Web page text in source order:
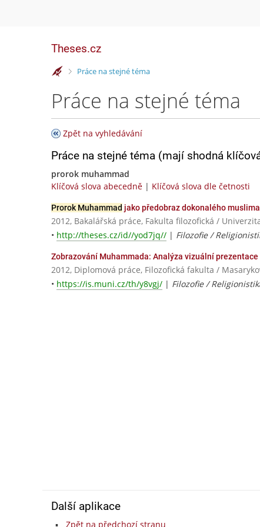
Theses.cz
>Práce na stejné téma
Práce na stejné téma
Zpět na vyhledávání
Práce na stejné téma (mají shodná
prorok muhammad
Klíčová slova abecedně | Klíčová slova dle četnosti
Prorok Muhammad jako předobraz dokonalého
2012, Bakalářská práce, Fakulta filozofická /
• http://theses.cz/id//yod7jq// | Filozofie /
Zobrazování Muhammada: Analýza vizuální prezentace
2012, Diplomová práce, Filozofická fakulta /
• https://is.muni.cz/th/y8vgj/ | Filozofie /
Další aplikace
Zpět na předchozí stranu